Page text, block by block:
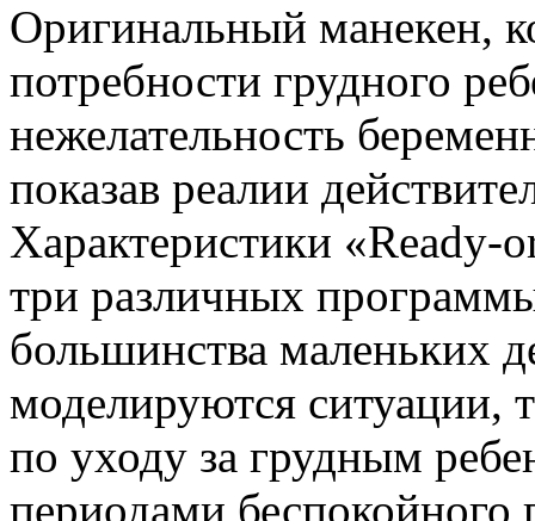
Оригинальный манекен,
потребности грудного
нежелательность
показав реалии
Характеристики
три различных
большинства маленьких
моделируются
по уходу за грудным
периодами беспокойного